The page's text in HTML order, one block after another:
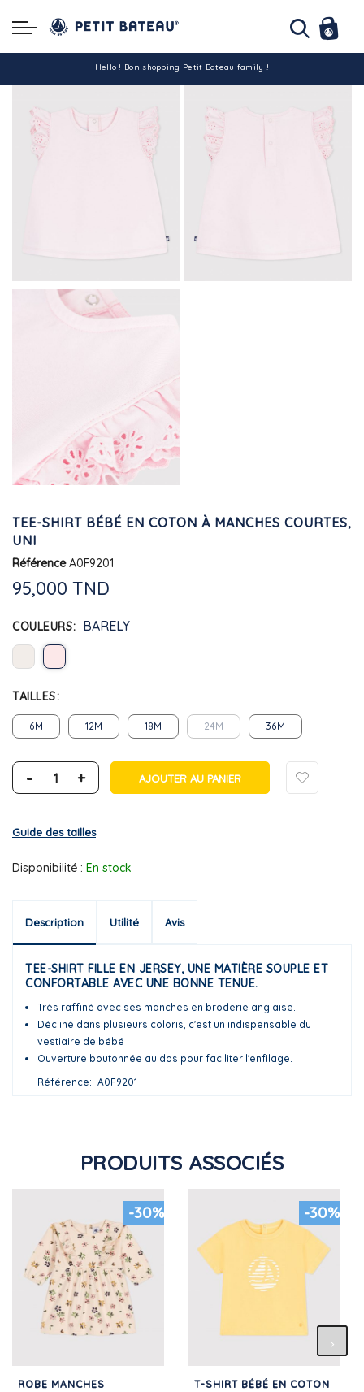
Hello ! Bon shopping Petit Bateau family !
La livraison est assurée partout en Tunisie !
TEE-SHIRT BÉBÉ EN COTON À MANCHES COURTES,
UNI
Référence A0F9201
95,000 TND
COULEURS BARELY
TAILLES
6M 12M 18M 24M 36M
- + AJOUTER AU PANIER
Guide des tailles
Disponibilité : En stock
Description Utilité Avis
TEE-SHIRT FILLE EN JERSEY, UNE MATIÈRE SOUPLE ET
CONFORTABLE AVEC UNE BONNE TENUE.
Très raffiné avec ses manches en broderie anglaise.
Décliné dans plusieurs coloris, c'est un indispensable du
vestiaire de bébé !
Ouverture boutonnée au dos pour faciliter l'enfilage.
Référence
A0F9201
PRODUITS ASSOCIÉS
-30%
ROBE MANCHES
-30%
T-SHIRT BÉBÉ EN COTON